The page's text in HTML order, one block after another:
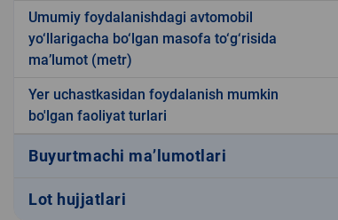
Umumiy foydalanishdagi avtomobil
yo‘llarigacha bo‘lgan masofa to‘g‘risida
ma’lumot (metr)
Yer uchastkasidan foydalanish mumkin
bo'lgan faoliyat turlari
Buyurtmachi ma’lumotlari
Lot hujjatlari